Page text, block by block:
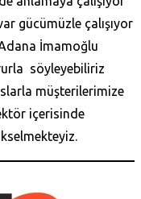
gücümüzle çalışıyor
İmamoğlu
söyleyebiliriz
müşterilerimize
içerisinde